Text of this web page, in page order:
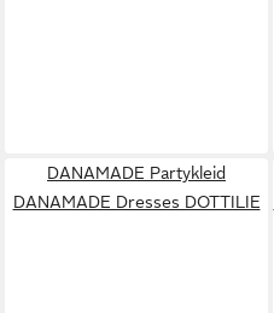
DANAMADE Partykleid
DANAMADE Dresses DOTTILIE